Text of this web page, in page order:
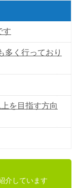
す
多く行っており
を目指す方向
介しています